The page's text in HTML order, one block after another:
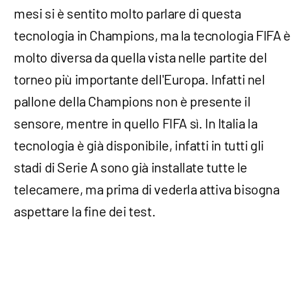
mesi si è sentito molto parlare di questa
tecnologia in Champions, ma la tecnologia FIFA è
molto diversa da quella vista nelle partite del
torneo più importante dell'Europa. Infatti nel
pallone della Champions non è presente il
sensore, mentre in quello FIFA sì. In Italia la
tecnologia è già disponibile, infatti in tutti gli
stadi di Serie A sono già installate tutte le
telecamere, ma prima di vederla attiva bisogna
aspettare la fine dei test.